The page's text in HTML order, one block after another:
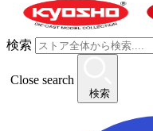
検索
Close search
検索